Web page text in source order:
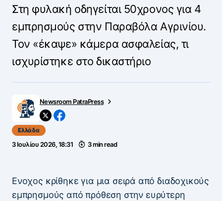
Στη φυλακή οδηγείται 50χρονος για 4
εμπρησμούς στην Παραβόλα Αγρινίου.
Τον «έκαψε» κάμερα ασφαλείας, τι
ισχυρίστηκε στο δικαστήριο
Newsroom PatraPress
Ελλάδα
3 Ιουλίου 2026, 18:31 3 min read
Eνοχος κρίθηκε για μια σειρά από διαδοχικούς
εμπρησμούς από πρόθεση στην ευρύτερη